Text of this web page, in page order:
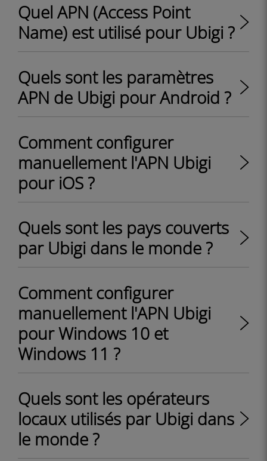
Quel APN (Access Point
Name) est utilisé pour Ubigi ?
Quels sont les paramètres
APN de Ubigi pour Android ?
Comment configurer
manuellement l'APN Ubigi
pour iOS ?
Quels sont les pays couverts
par Ubigi dans le monde ?
Comment configurer
manuellement l'APN Ubigi
pour Windows 10 et
Windows 11 ?
Quels sont les opérateurs
locaux utilisés par Ubigi dans
le monde ?